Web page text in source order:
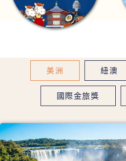
美洲 紐澳
國際金旅獎